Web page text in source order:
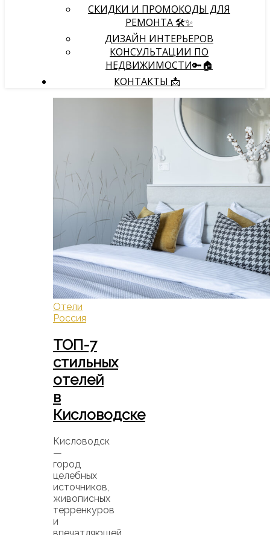
СКИДКИ И ПРОМОКОДЫ ДЛЯ
РЕМОНТА 🛠️✨
ДИЗАЙН ИНТЕРЬЕРОВ
КОНСУЛЬТАЦИИ ПО
НЕДВИЖИМОСТИ🔑🏠
КОНТАКТЫ 📩
Отели
Россия
ТОП-7
стильных
отелей
в
Кисловодске
Кисловодск
—
город
целебных
источников,
живописных
терренкуров
и